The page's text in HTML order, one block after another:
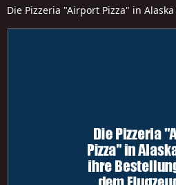
Die Pizzeria "Airport Pizza" in